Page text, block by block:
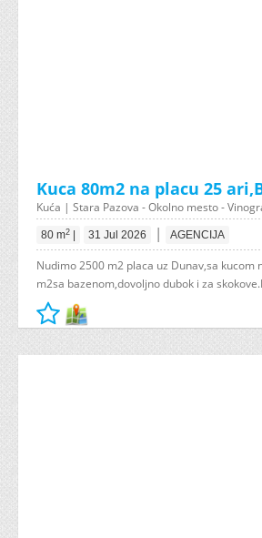
Kuca 80m2 na placu 25
Kuća | Stara Pazova - Okolno mesto -
80 m2 31 Jul 2026 | AGENCIJA
Nudimo 2500 m2 placa uz Dunav,sa kucom
m2sa bazenom,dovoljno dubok i za